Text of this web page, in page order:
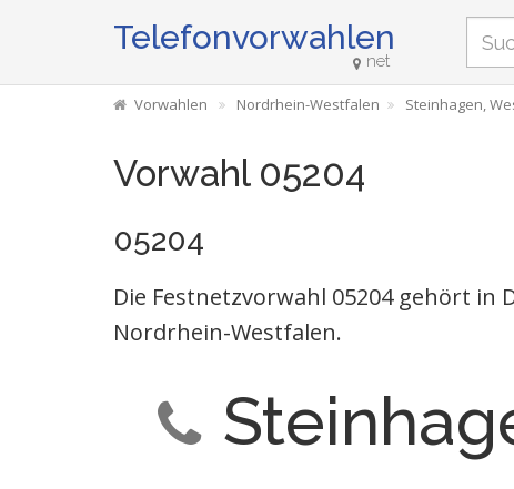
Telefonvorwahlen
net
Vorwahlen Nordrhein-Westfalen Steinhagen,
Vorwahl 05204
05204
Die Festnetzvorwahl 05204 gehört in
Nordrhein-Westfalen.